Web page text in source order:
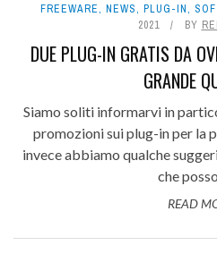
FREEWARE, NEWS, PLUG-IN,
2021
BY
DUE PLUG-IN GRATIS DA
GRANDE
Siamo soliti informarvi in
promozioni sui plug-in per la
invece abbiamo qualche
che
READ